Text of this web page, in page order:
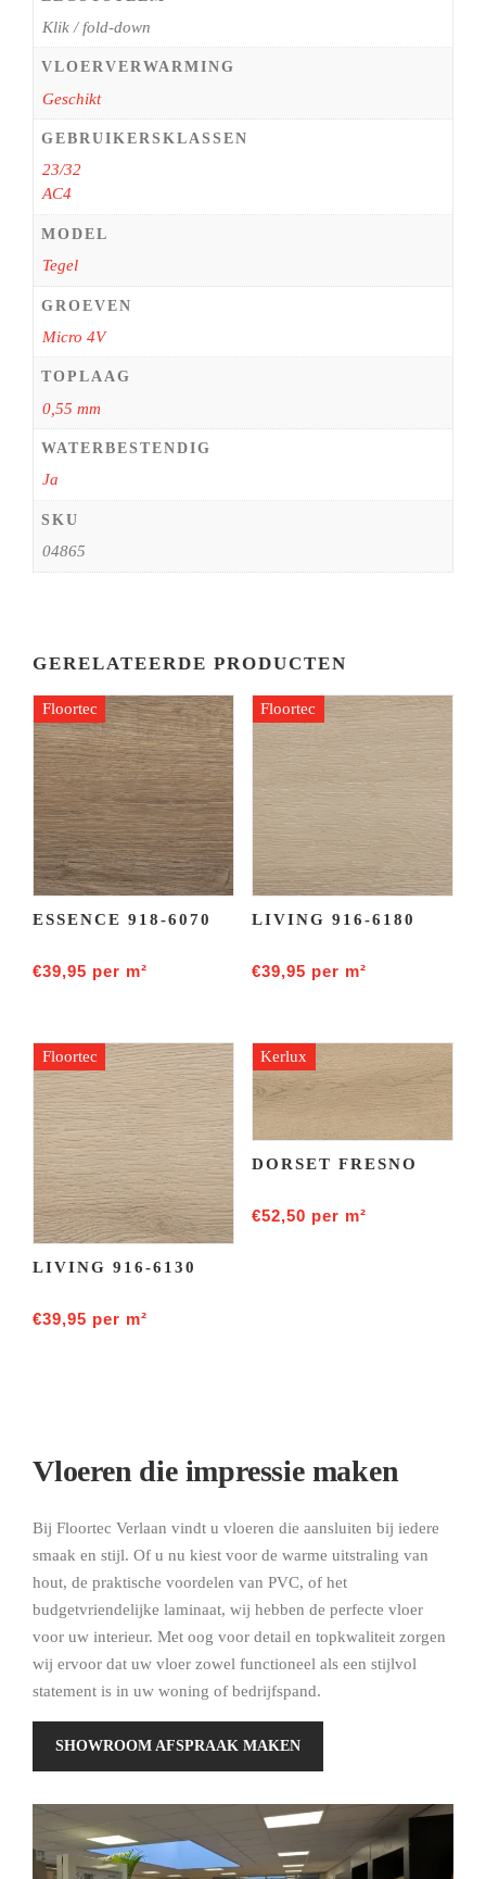
Klik / fold-down
VLOERVERWARMING
Geschikt
GEBRUIKERSKLASSEN
23/32
AC4
MODEL
Tegel
GROEVEN
Micro 4V
TOPLAAG
0,55 mm
WATERBESTENDIG
Ja
SKU
04865
GERELATEERDE PRODUCTEN
Floortec
ESSENCE 918-6070
€39,95 per m²
Floortec
LIVING 916-6180
€39,95 per m²
Floortec
LIVING 916-6130
€39,95 per m²
Kerlux
DORSET FRESNO
€52,50 per m²
Vloeren die impressie maken
Bij Floortec Verlaan vindt u vloeren die aansluiten bij iedere
smaak en stijl. Of u nu kiest voor de warme uitstraling van
hout, de praktische voordelen van PVC, of het
budgetvriendelijke laminaat, wij hebben de perfecte vloer
voor uw interieur. Met oog voor detail en topkwaliteit zorgen
wij ervoor dat uw vloer zowel functioneel als een stijlvol
statement is in uw woning of bedrijfspand.
SHOWROOM AFSPRAAK MAKEN